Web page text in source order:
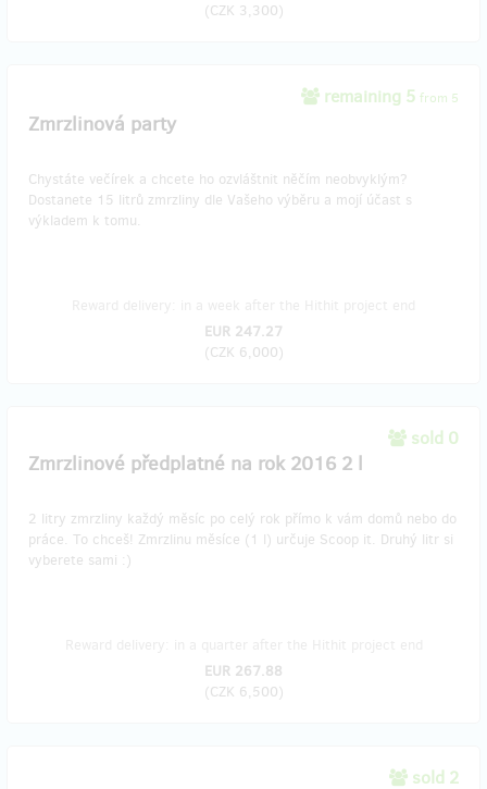
(CZK 3,300)
remaining 5 from 5
Zmrzlinová party
Chystáte večírek a chcete ho ozvláštnit něčím neobvyklým?
Dostanete 15 litrů zmrzliny dle Vašeho výběru a mojí účast s
výkladem k tomu.
EUR 247.27
(CZK 6,000)
sold 0
Zmrzlinové předplatné na rok 2016 2 l
2 litry zmrzliny každý měsíc po celý rok přímo k vám domů nebo do
práce. To chceš! Zmrzlinu měsíce (1 l) určuje Scoop it. Druhý litr si
vyberete sami :)
EUR 267.88
(CZK 6,500)
sold 2